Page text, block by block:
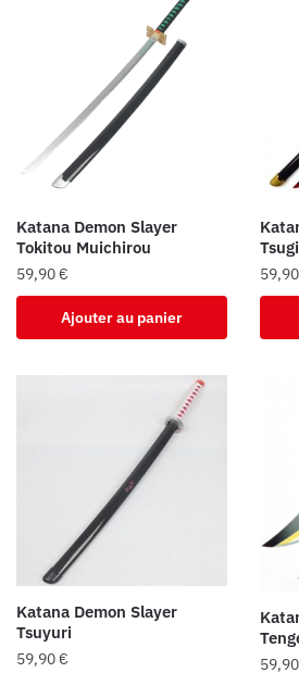
Katana Demon Slayer
Tokitou Muichirou
59,90€
Ajouter au panier
59,90
Katana Demon Slayer
Tsuyuri
59,90€ 59,90